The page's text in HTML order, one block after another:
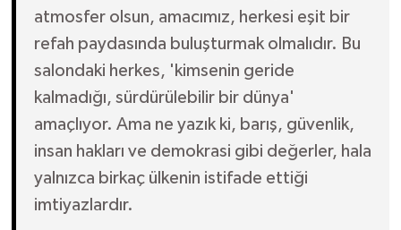
atmosfer olsun, amacımız, herkesi eşit bir
refah paydasında buluşturmak olmalıdır. Bu
salondaki herkes, 'kimsenin geride
kalmadığı, sürdürülebilir bir dünya'
amaçlıyor. Ama ne yazık ki, barış, güvenlik,
insan hakları ve demokrasi gibi değerler, hala
yalnızca birkaç ülkenin istifade ettiği
imtiyazlardır.